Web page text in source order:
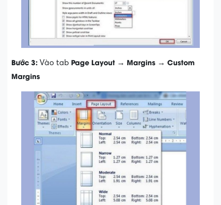
Bước 3: Vào tab Page Layout → Margins → Custom
Margins